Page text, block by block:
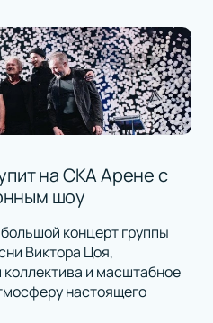
на СКА Арене с
шоу
концерт группы
Виктора Цоя,
и масштабное
настоящего